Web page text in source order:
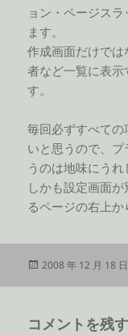
ョン・ページス
ます。
作成画面だけで
者など一覧に表示
す。
毎回必ずすべて
いと思うので、
うのは地味にうれ
しかも設定画面
るページの右上か
投
2008 年 12 月 18 日
コメントを残す